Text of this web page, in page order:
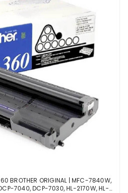
BROTHER ORIGINAL | MFC-7840W,
7040, DCP-7030, HL-2170W, HL-